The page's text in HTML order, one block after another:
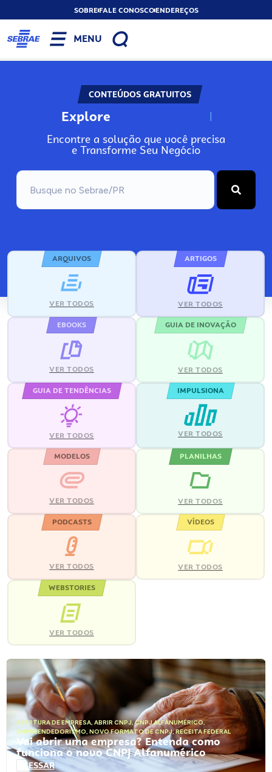
SOBREFALE CONOSCOENDEREÇOS
MENU
CONTEÚDOS GRATUITOS
Explore N
Encontre a solução que você precisa
e Transforme Seu Negócio
ARQUIVOS
VER TODOS
ARTIGOS
VER TODOS
EBOOKS
VER TODOS
GUIA DE INOVAÇÃO
VER TODOS
GUIA DE TENDÊNCIAS
VER TODOS
IMPULSIONA
VER TODOS
MODELOS
VER TODOS
PLANILHAS
VER TODOS
PODCASTS
VER TODOS
VÍDEOS
VER TODOS
WEBSTORIES
VER TODOS
ABERTURA DE EMPRESA, ABRIR CNPJ,CNPJ ALFANUMÉRICO,
EMPREENDEDORISMO, NOVO FORMATO DE CNPJ,RECEITA FEDERAL
Vai abrir uma empresa? Entenda como
funciona o novo CNPJ Alfanumérico
ACESSAR